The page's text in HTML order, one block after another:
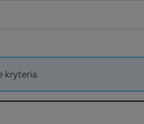
kryteria.